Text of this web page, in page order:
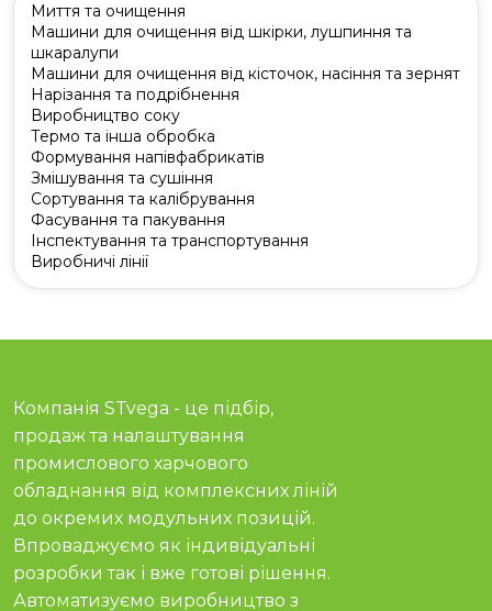
Миття та очищення
Машини для очищення від шкірки, лушпиння та
шкаралупи
Машини для очищення від кісточок, насіння та зернят
Нарізання та подрібнення
Виробництво соку
Термо та інша обробка
Формування напівфабрикатів
Змішування та сушіння
Сортування та калібрування
Фасування та пакування
Інспектування та транспортування
Виробничі лінії
Компанія STvega - це підбір,
продаж та налаштування
промислового харчового
обладнання від комплексних ліній
до окремих модульних позицій.
Впроваджуємо як індивідуальні
розробки так і вже готові рішення.
Автоматизуємо виробництво з